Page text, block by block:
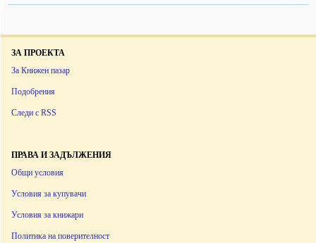
ЗА ПРОЕКТА
За Книжен пазар
Подобрения
Следи с RSS
ПРАВА И ЗАДЪЛЖЕНИЯ
Общи условия
Условия за купувачи
Условия за книжари
Политика на поверителност